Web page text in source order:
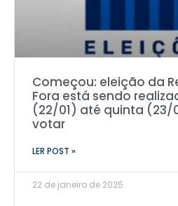
Começou: eleição da
Fora está sendo
(22/01) até quinta (23/
votar
LER POST »
22 de janeiro de 2025